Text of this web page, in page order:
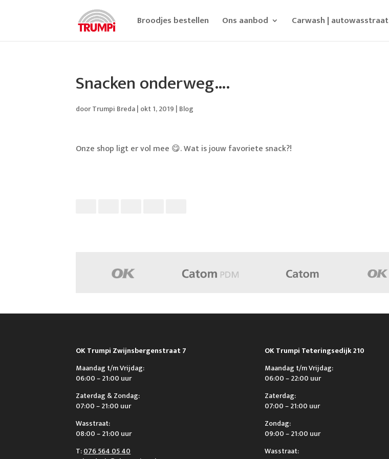
Broodjes bestellen Ons aanbod Carwash | autowasstraat
Snacken onderweg….
doorTrumpi Breda| okt 1, 2019 | Blog
Onze shop ligt er vol mee 😋. Wat is jouw favoriete snack?!
OK Trumpi Zwijnsbergenstraat 7
Maandag t/m Vrijdag:
06:00 – 21:00 uur
Zaterdag & Zondag:
07:00 – 21:00 uur
Wasstraat:
08:00 – 21:00 uur
T:076 564 05 40
OK Trumpi Teteringsedijk 210
Maandag t/m Vrijdag:
06:00 – 22:00 uur
Zaterdag:
07:00 – 21:00 uur
Zondag:
09:00 – 21:00 uur
Wasstraat: